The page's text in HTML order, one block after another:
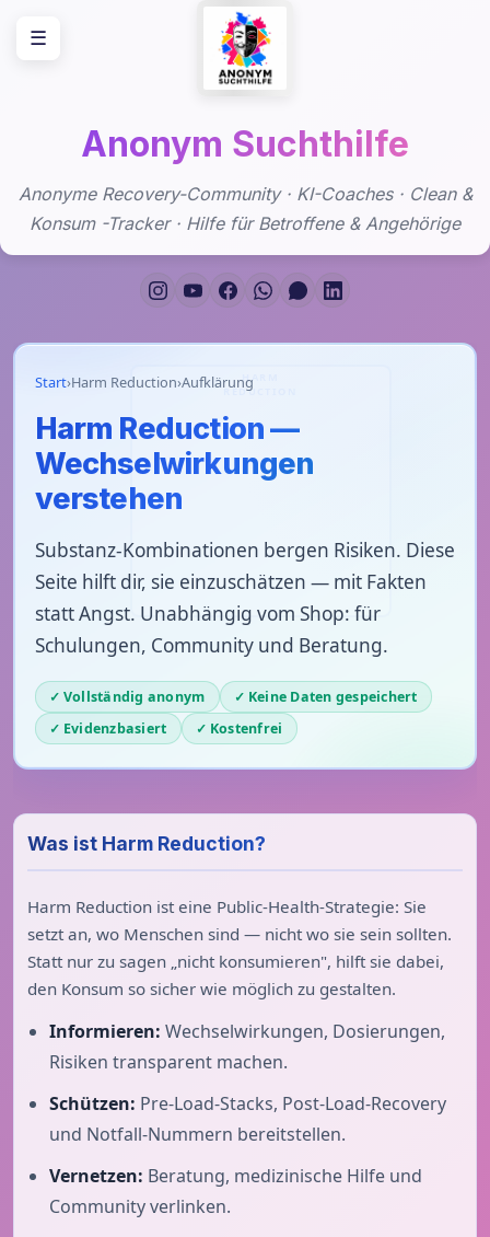
Inhalt
Anonym Suchthilfe
Anonyme Recovery-Community · KI-Coaches · Clean &
Konsum -Tracker · Hilfe für Betroffene & Angehörige
Start›Harm Reduction›Aufklärung
Harm Reduction —
Wechselwirkungen
verstehen
Substanz-Kombinationen bergen Risiken. Diese
Seite hilft dir, sie einzuschätzen — mit Fakten
statt Angst. Unabhängig vom Shop: für
Schulungen, Community und Beratung.
✓ Vollständig anonym
✓ Keine Daten gespeichert
✓ Evidenzbasiert
✓ Kostenfrei
Was ist Harm Reduction?
Harm Reduction ist eine Public-Health-Strategie: Sie
setzt an, wo Menschen sind — nicht wo sie sein sollten.
Statt nur zu sagen „nicht konsumieren", hilft sie dabei,
den Konsum so sicher wie möglich zu gestalten.
Informieren: Wechselwirkungen, Dosierungen,
Risiken transparent machen.
Schützen: Pre-Load-Stacks, Post-Load-Recovery
und Notfall-Nummern bereitstellen.
Vernetzen: Beratung, medizinische Hilfe und
Community verlinken.
☰